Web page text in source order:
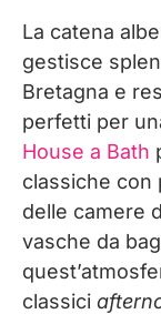
La catena
gestisce
Bretagna e
perfetti per
House a Bath
classiche con
delle camere
vasche da
classici